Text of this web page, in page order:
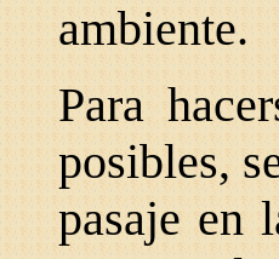
ambiente.
Para
posibles,
pasaje en